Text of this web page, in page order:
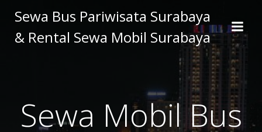
to
content
Sewa Bus Pariwisata Surabaya
& Rental Sewa Mobil Surabaya
Sewa Mobil Bus